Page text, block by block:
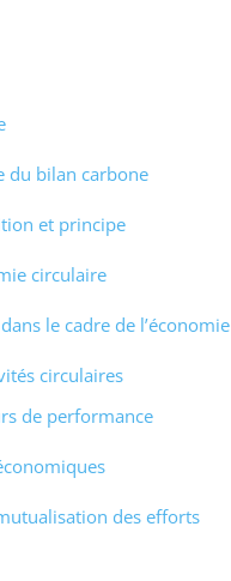
du bilan carbone
et principe
circulaire
le cadre de
circulaires
de performance
des efforts